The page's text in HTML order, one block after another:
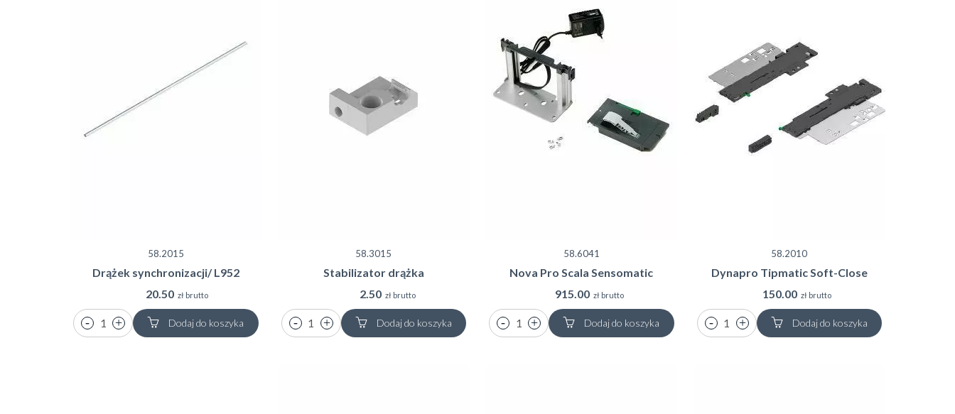
58.2015
Drążek synchronizacji/ L952
20.50 zł brutto
Dodaj do koszyka
58.3015
Stabilizator drążka
2.50 zł brutto
Dodaj do koszyka
58.6041
Nova Pro Scala Sensomatic
915.00 zł brutto
Dodaj do koszyka
58.2010
Dynapro Tipmatic Soft-Close
150.00 zł brutto
Dodaj do koszyka